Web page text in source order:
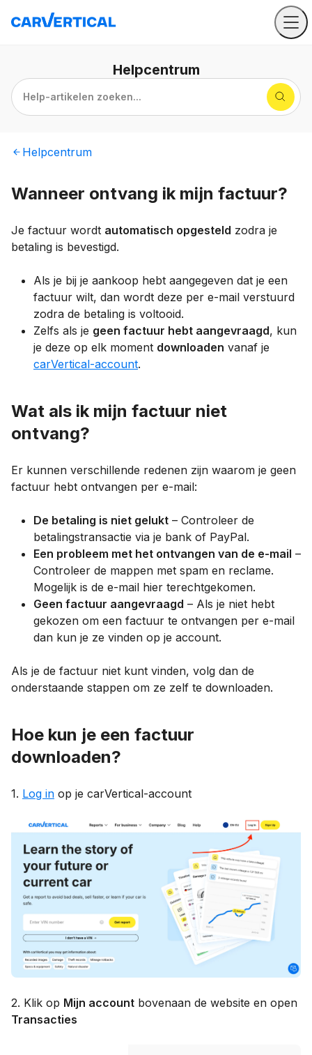
Helpcentrum
Help-artikelen zoeken...
Helpcentrum
Wanneer ontvang ik mijn factuur?
Je factuur wordt automatisch opgesteld zodra je
betaling is bevestigd.
Als je bij je aankoop hebt aangegeven dat je een
factuur wilt, dan wordt deze per e-mail verstuurd
zodra de betaling is voltooid.
Zelfs als je geen factuur hebt aangevraagd, kun
je deze op elk moment downloaden vanaf je
carVertical-account.
Wat als ik mijn factuur niet
ontvang?
Er kunnen verschillende redenen zijn waarom je geen
factuur hebt ontvangen per e-mail:
De betaling is niet gelukt – Controleer de
betalingstransactie via je bank of PayPal.
Een probleem met het ontvangen van de e-mail –
Controleer de mappen met spam en reclame.
Mogelijk is de e-mail hier terechtgekomen.
Geen factuur aangevraagd – Als je niet hebt
gekozen om een factuur te ontvangen per e-mail
dan kun je ze vinden op je account.
Als je de factuur niet kunt vinden, volg dan de
onderstaande stappen om ze zelf te downloaden.
Hoe kun je een factuur
downloaden?
1. Log in op je carVertical-account
2. Klik op Mijn account bovenaan de website en open
Transacties